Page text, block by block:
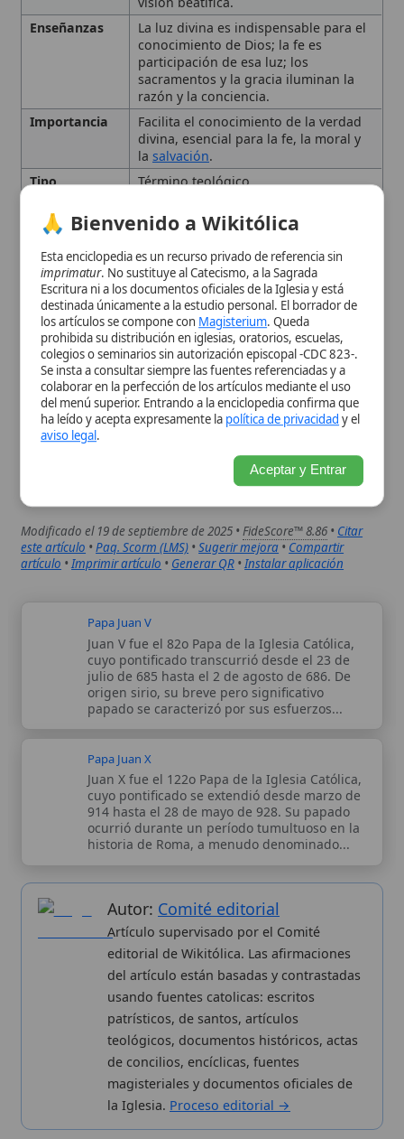
Facilita el conocimiento de la verdad
divina, esencial para la fe, la moral y
salvación.
Término teológico
La Iluminación en la
Tradición Filosófica y
Teológica
Formas de Iluminación
Falsas Iluminaciones
Conclusión
Citas y referencias
Modificado el 19 de septiembre de 2025 •FideScore™ 8.86•Citar
este artículo•Paq. Scorm (LMS)•Sugerir mejora•Compartir
artículo•Imprimir artículo•Generar QR•Instalar aplicación
Juan V fue el 82o Papa de la Iglesia Católica,
origen sirio, su breve pero significativo
papado se caracterizó por sus esfuerzos...
cuyo pontificado se extendió desde marzo de
914 hasta el 28 de mayo de 928. Su papado
ocurrió durante un período tumultuoso en la
historia de Roma, a menudo denominado...
editorial de Wikitólica. Las afirmaciones
del artículo están basadas y contrastadas
usando fuentes catolicas: escritos
patrísticos, de santos, artículos
teológicos, documentos históricos, actas
magisteriales y documentos oficiales de
la Iglesia. Proceso editorial →
Wikitólica © 2026
. Enciclopedia del patrimonio doctrinal,
histórico y litúrgico de la Iglesia Católica. Parte de la red formativa
Curso Católico,Buscador CatólicoyCustodio Animae. Con
analíticas anónimas. Licencia CC BY-SA (texto). Editado en
Valencia, España.ISSN: 3101-7339. Bajo el patrocinio de San
Carlo Acutis.
Sobre nosotros
Proceso editorial
Publicación seriada
Datos abiertos
Estadísticas
Aviso legal
Categorias
Más visitados
Nuevas entradas
Cambios recientes
Aplicaciones
Kit de Prensa
🙏 Bienvenido a Wikitólica
Esta enciclopedia es un recurso privado de referencia sin
. No sustituye al Catecismo, a la Sagrada
Escritura ni a los documentos oficiales de la Iglesia y está
destinada únicamente a la estudio personal. El borrador de
colegios o seminarios sin autorización episcopal -CDC 823-.
Se insta a consultar siempre las fuentes referenciadas y a
colaborar en la perfección de los artículos mediante el uso
del menú superior. Entrando a la enciclopedia confirma que
ha leído y acepta expresamente lapolítica de privacidady el
aviso legal
Aceptar y Entrar